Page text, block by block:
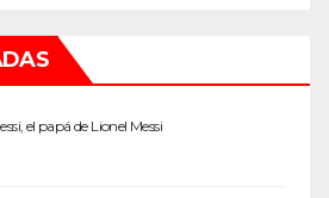
el papá de Lionel Messi